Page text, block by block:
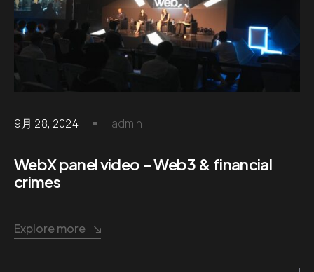
9月 28, 2024 admin
WebX panel video – Web3 & financial
crimes
Explore more